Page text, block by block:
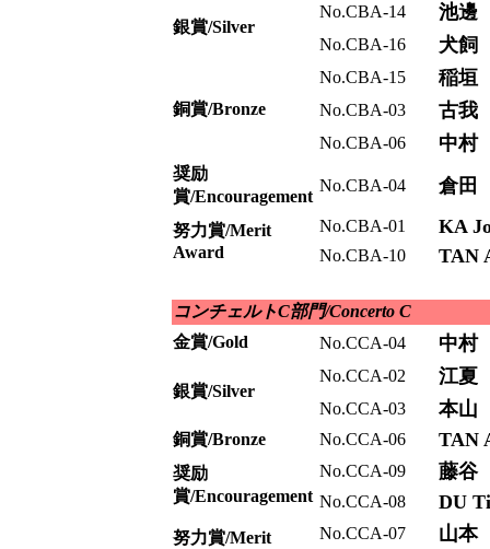
銀賞/Silver
No.CBA-14 池邊
No.CBA-16 犬飼
銅賞/Bronze
No.CBA-15 稲
No.CBA-03 古我
No.CBA-06 中村
奨励
賞/Encouragement
No.CBA-04 倉田
努力賞/Merit
Award
No.CBA-01 KA
No.CBA-10 TAN
コンチェルトC部門/Concerto C
金賞/Gold
No.CCA-04 中村
銀賞/Silver
No.CCA-02 江夏
No.CCA-03 本山
銅賞/Bronze No.CCA-06 TAN
奨励
賞/Encouragement
No.CCA-09 藤谷
No.CCA-08 DU
努力賞/Merit
No.CCA-07 山本